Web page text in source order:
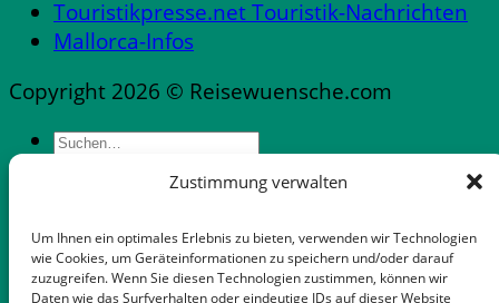
Zustimmung verwalten
Um Ihnen ein optimales Erlebnis zu bieten, verwenden wir Technologien
wie Cookies, um Geräteinformationen zu speichern und/oder darauf
zuzugreifen. Wenn Sie diesen Technologien zustimmen, können wir
Daten wie das Surfverhalten oder eindeutige IDs auf dieser Website
Touristikpresse.net Touristik-Nachrichten
Mallorca-Infos
Copyright 2026 © Reisewuensche.com
Messen & Messestädte Deutschland
Abflüge Deutschland
Reiseveranstalter in Deutschland
Mietwagen mit flexibler Stornooption